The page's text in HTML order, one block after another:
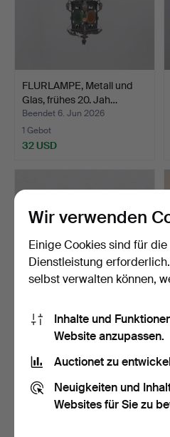
FLURLAMPE, Metall und
Glas, frühes 20. Jah…
Beendet 6. Jun 2026
1 Gebot
32 USD
PLAFOND, "Plafo", Uno und
Östen Kristianss…
22 Gebote
190 USD
Wir verwenden
Einige Cookies sind für
Dienstleistung
selbst verwalten können,
Inhalte und
Website anzupassen.
Auctionet zu
Neuigkeiten und
Websites für Sie zu